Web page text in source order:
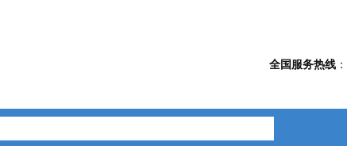
全国服务热线：